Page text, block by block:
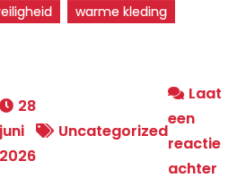
warme kleding
28
juni
2026
Uncategorized
Laat
een
reactie
achter